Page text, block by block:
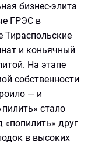
бизнес-элита
ГРЭС в
Тираспольские
и коньячный
На этапе
собственности
— и
стало
«попилить» друг
в высоких